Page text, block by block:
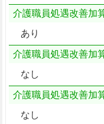
介護職員処遇改善加
あり
介護職員処遇改善加
なし
介護職員処遇改善加
なし